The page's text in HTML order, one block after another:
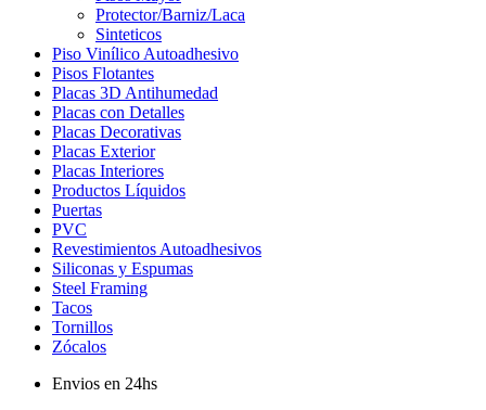
Protector/Barniz/Laca
Sinteticos
Piso Vinílico Autoadhesivo
Pisos Flotantes
Placas 3D Antihumedad
Placas con Detalles
Placas Decorativas
Placas Exterior
Placas Interiores
Productos Líquidos
Puertas
PVC
Revestimientos Autoadhesivos
Siliconas y Espumas
Steel Framing
Tacos
Tornillos
Zócalos
Envios en 24hs